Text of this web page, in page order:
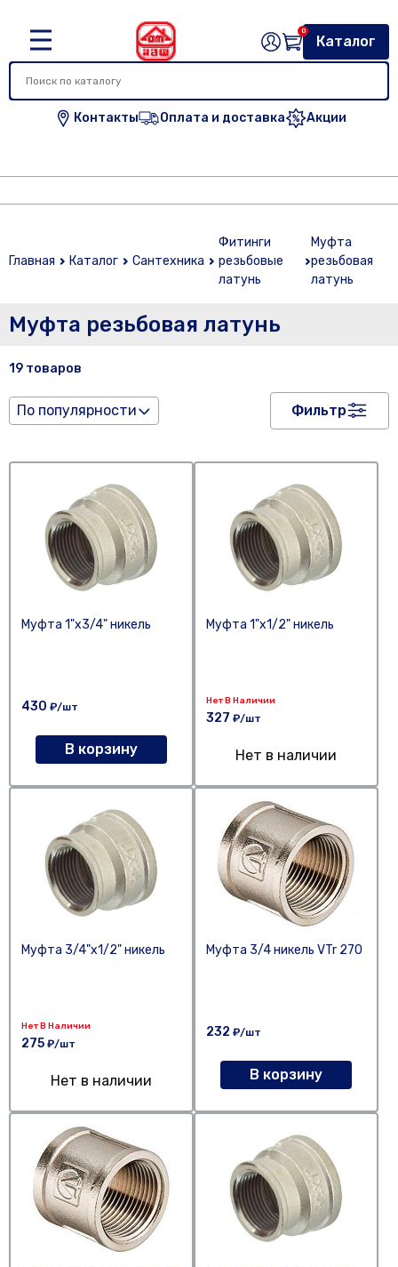
Контакты Оплата и доставка Акции
Каталог
0
Главная Каталог Сантехника
Фитинги
резьбовые
латунь
Муфта
резьбовая
латунь
Муфта резьбовая латунь
19 товаров
По популярности Фильтр
Муфта 1"х3/4" никель
430 ₽/шт
В корзину
Муфта 1"х1/2" никель
Нет В Наличии
327 ₽/шт
Нет в наличии
Муфта 3/4"х1/2" никель
Нет В Наличии
275 ₽/шт
Нет в наличии
Муфта 3/4 никель VTr 270
232 ₽/шт
В корзину